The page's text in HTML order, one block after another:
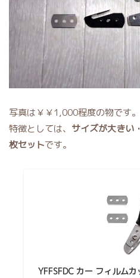
写真は￥￥1,000程度の物です。
特徴としては、 サイズが大きい
枚セットです。
YFFSFDC カー フィルム